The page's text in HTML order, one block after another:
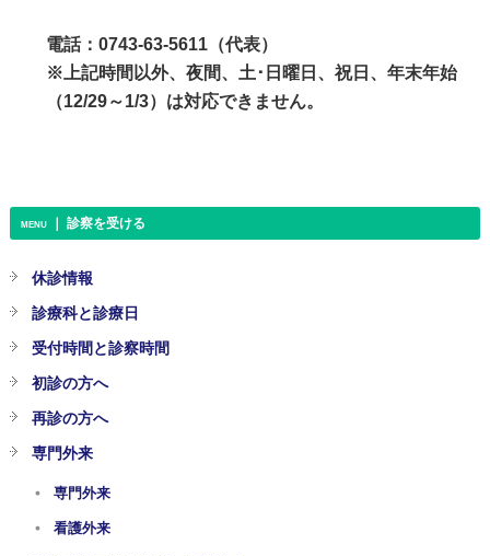
電話：0743-63-5611（代表）
※上記時間以外、夜間、土･日曜日、祝日、年末年始
（12/29～1/3）は対応できません。
MENU｜ 診察を受ける
休診情報
診療科と診療日
受付時間と診察時間
初診の方へ
再診の方へ
専門外来
専門外来
看護外来